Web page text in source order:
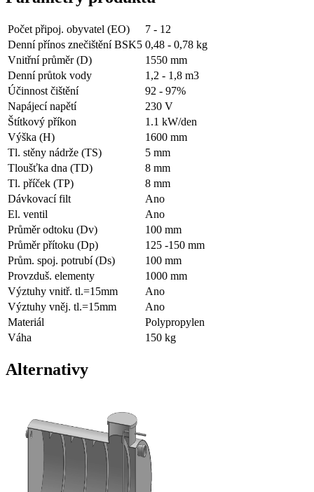
Počet připoj. obyvatel (EO)
7 - 12
Denní přínos znečištění BSK5 0,48 - 0,78 kg
Vnitřní průměr (D)
1550 mm
Denní průtok vody
1,2 - 1,8 m3
Účinnost čištění
92 - 97%
Napájecí napětí
230 V
Štítkový příkon
1.1 kW/den
Výška (H)
1600 mm
Tl. stěny nádrže (TS)
5 mm
Tloušťka dna (TD)
8 mm
Tl. příček (TP)
8 mm
Dávkovací filt
Ano
El. ventil
Ano
Průměr odtoku (Dv)
100 mm
Průměr přítoku (Dp)
125 -150 mm
Prům. spoj. potrubí (Ds)
100 mm
Provzduš. elementy
1000 mm
Výztuhy vnitř. tl.=15mm
Ano
Výztuhy vněj. tl.=15mm
Ano
Materiál
Polypropylen
Váha
150 kg
Alternativy